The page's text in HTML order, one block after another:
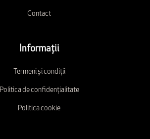
Contact
Informații
Termeni și condiții
Politica de confidențialitate
Politica cookie